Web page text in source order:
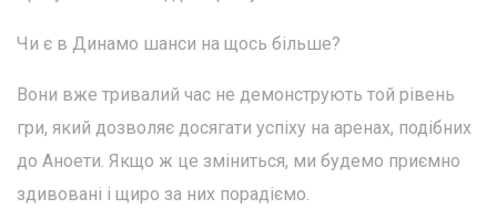
Чи є в Динамо шанси на щось більше?
Вони вже тривалий час не демонструють той рівень
гри, який дозволяє досягати успіху на аренах, подібних
до Аноети. Якщо ж це зміниться, ми будемо приємно
здивовані і щиро за них порадіємо.